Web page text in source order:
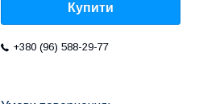
Купити
+380 (96) 588-29-77